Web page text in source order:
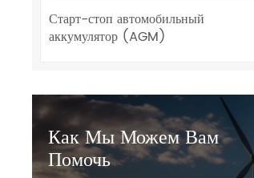
Старт-стоп автомобильный
аккумулятор (AGM)
Как Мы Можем Вам
Помочь